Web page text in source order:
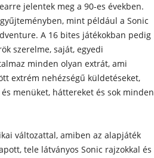
jelentek meg a 90-es években.
mint például a Sonic
A 16 bites játékokban pedig
szerelme, saját, egyedi
minden olyan extrát, ami
extrém nehézségű küldetéseket,
menüket, háttereket és sok minden
változattal, amiben az alapjáték
tele látványos Sonic rajzokkal és